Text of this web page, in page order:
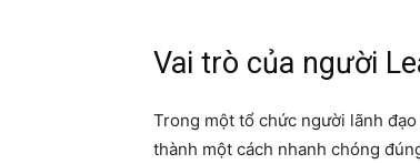
Vai trò của người
Trong một tổ chức người lãnh
thành một cách nhanh chóng